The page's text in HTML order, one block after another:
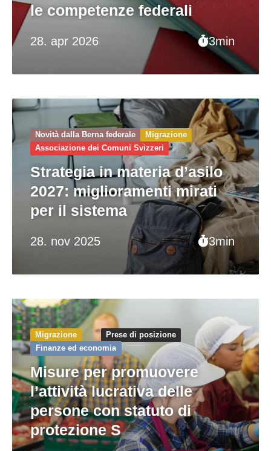
28. apr 2026 3min
le competenze federali
28. nov 2025 3min
Novità dalla Berna federale
Migrazione
Associazione dei Comuni Svizzeri
Strategia in materia d’asilo
2027: miglioramenti mirati
per il sistema
Migrazione
Prese di posizione
Finanze ed economia
Misure per promuovere
l’attività lucrativa delle
persone con statuto di
protezione S